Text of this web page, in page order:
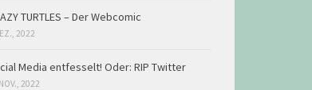
TURTLES – Der Webcomic
2022
Media entfesselt! Oder: RIP Twitter
2022